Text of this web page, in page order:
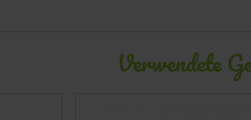
Verwendete